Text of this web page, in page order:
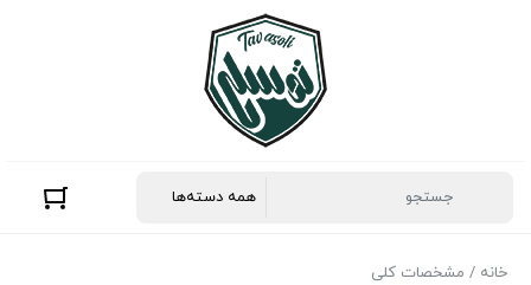
خانه / مشخصات کلی